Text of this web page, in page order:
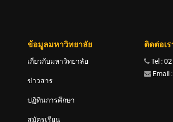
ข้อมูลมหาวิทยาลัย
เกี่ยวกับมหาวิทยาลัย
ข่าวสาร
ปฏิทินการศึกษา
สมัครเรียน
ติดต่อเร
Tel :
Email